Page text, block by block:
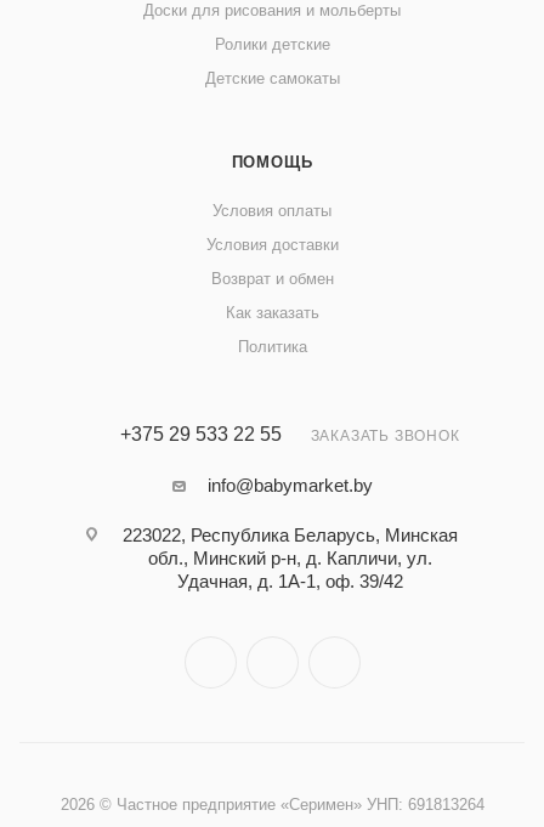
Доски для рисования и мольберты
Ролики детские
Детские самокаты
ПОМОЩЬ
Условия оплаты
Условия доставки
Возврат и обмен
Как заказать
Политика
+375 29 533 22 55 ЗАКАЗАТЬ ЗВОНОК
info@babymarket.by
223022, Республика Беларусь, Минская
обл., Минский р-н, д. Капличи, ул.
Удачная, д. 1А-1, оф. 39/42
2026 © Частное предприятие «Серимен» УНП: 691813264